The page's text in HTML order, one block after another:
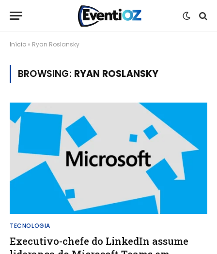
Início » Ryan Roslansky
BROWSING: RYAN ROSLANSKY
TECNOLOGIA
Executivo-chefe do LinkedIn assume